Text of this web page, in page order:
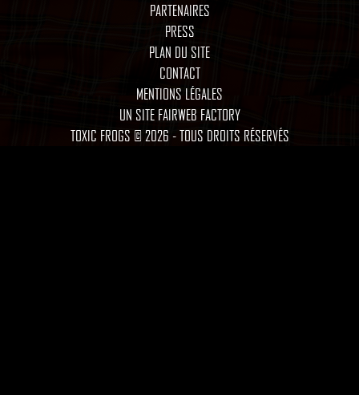
PARTENAIRES
PRESS
PLAN DU SITE
CONTACT
MENTIONS LÉGALES
UN SITE FAIRWEB FACTORY
TOXIC FROGS © 2026 - TOUS DROITS RÉSERVÉS